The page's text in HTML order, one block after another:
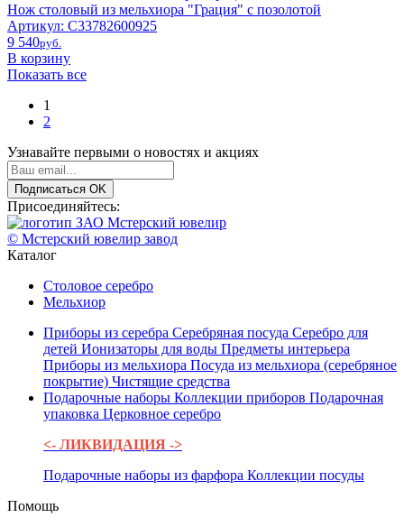
Нож столовый из мельхиора "Грация" с позолотой
Артикул: С33782600925
9 540pyб.
В корзину
Показать все
1
2
Узнавайте первыми о новостях и акциях
Подписаться OK
Присоединяйтесь:
© Мстерский ювелир завод
Каталог
Столовое серебро
Мельхиор
Приборы из серебра Серебряная посуда Серебро для
детей Ионизаторы для воды Предметы интерьера
Приборы из мельхиора Посуда из мельхиора (серебряное
покрытие) Чистящие средства
Подарочные наборы Коллекции приборов Подарочная
упаковка Церковное серебро
<- ЛИКВИДАЦИЯ ->
Подарочные наборы из фарфора Коллекции посуды
Помощь